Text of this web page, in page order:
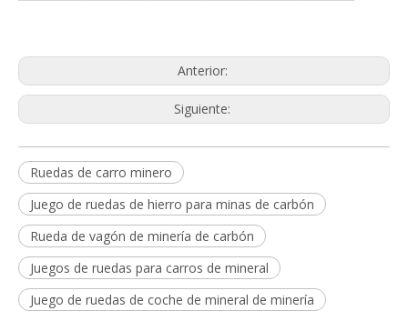
Anterior:
Siguiente:
Ruedas de carro minero
Juego de ruedas de hierro para minas de carbón
Rueda de vagón de minería de carbón
Juegos de ruedas para carros de mineral
Juego de ruedas de coche de mineral de minería